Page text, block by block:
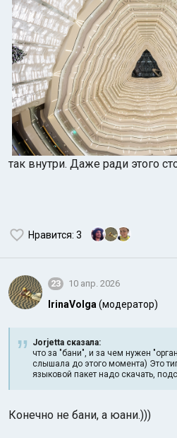
так внутри. Даже ради этого
Нравится: 3
23 10 апр. 2026
IrinaVolga (модератор)
Jorjetta сказалa:
что за "бани", и за чем нужен
слышала до этого момента) Это
языковой пакет надо скачать,
Конечно не бани, а юани.)))